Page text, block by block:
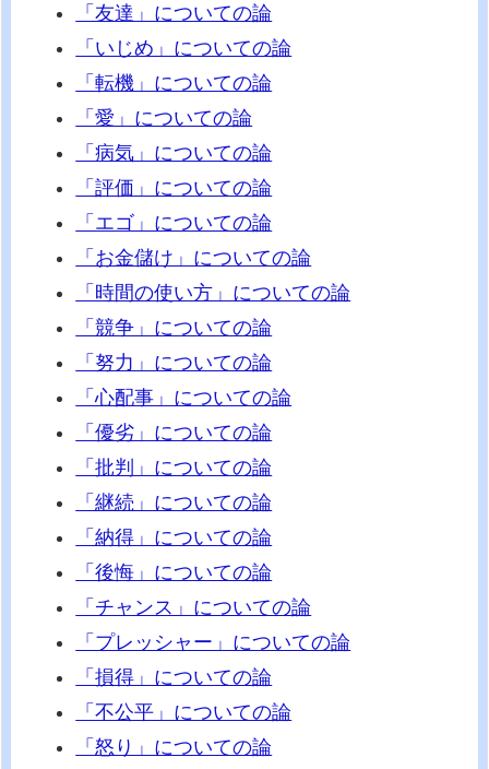
「友達」についての論
「いじめ」についての論
「転機」についての論
「愛」についての論
「病気」についての論
「評価」についての論
「エゴ」についての論
「お金儲け」についての論
「時間の使い方」についての論
「競争」についての論
「努力」についての論
「心配事」についての論
「優劣」についての論
「批判」についての論
「継続」についての論
「納得」についての論
「後悔」についての論
「チャンス」についての論
「プレッシャー」についての論
「損得」についての論
「不公平」についての論
「怒り」についての論